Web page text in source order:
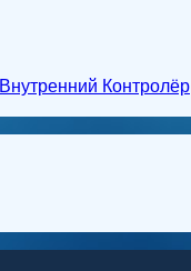
Внутренний Контролёр